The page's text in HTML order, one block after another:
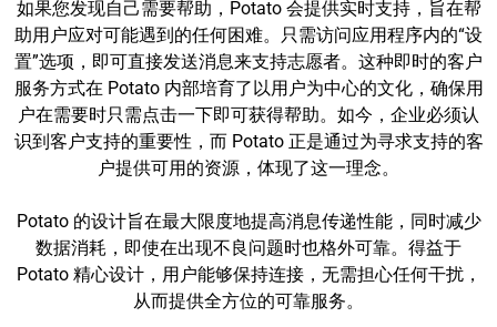
如果您发现自己需要帮助，Potato 会提供实时支持，旨在帮
助用户应对可能遇到的任何困难。只需访问应用程序内的“设
置”选项，即可直接发送消息来支持志愿者。这种即时的客户
服务方式在 Potato 内部培育了以用户为中心的文化，确保用
户在需要时只需点击一下即可获得帮助。如今，企业必须认
识到客户支持的重要性，而 Potato 正是通过为寻求支持的客
户提供可用的资源，体现了这一理念。
Potato 的设计旨在最大限度地提高消息传递性能，同时减少
数据消耗，即使在出现不良问题时也格外可靠。得益于
Potato 精心设计，用户能够保持连接，无需担心任何干扰，
从而提供全方位的可靠服务。